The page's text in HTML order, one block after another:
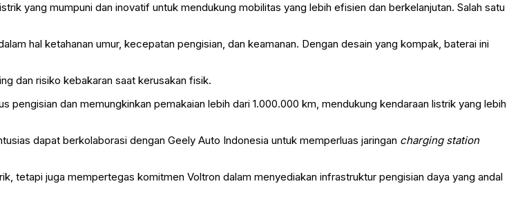
yang mumpuni dan inovatif untuk mendukung mobilitas yang lebih efisien dan berkelanjutan. Salah satu
hal ketahanan umur, kecepatan pengisian, dan keamanan. Dengan desain yang kompak, baterai ini
dan risiko kebakaran saat kerusakan fisik.
pengisian dan memungkinkan pemakaian lebih dari 1.000.000 km, mendukung kendaraan listrik yang lebih
dapat berkolaborasi dengan Geely Auto Indonesia untuk memperluas jaringan charging station
tetapi juga mempertegas komitmen Voltron dalam menyediakan infrastruktur pengisian daya yang andal